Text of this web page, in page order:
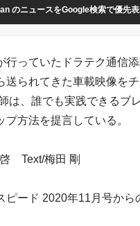
のニュースをGoogle検索で優先
行っていたドラテク通信
送られてきた車載映像をチ
は、誰でも実践できるブ
プ方法を提言している。
Text/梅田 剛
ピード 2020年11月号から